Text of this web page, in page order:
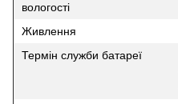
вологості
Живлення
Термін служби батареї